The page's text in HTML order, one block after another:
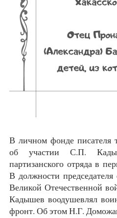
В личном фонде писателя
об участии С.П.
партизанского отряда в
В должности председателя
Великой Отечественной
Кадышев воодушевлял
фронт. Об этом Н.Г.